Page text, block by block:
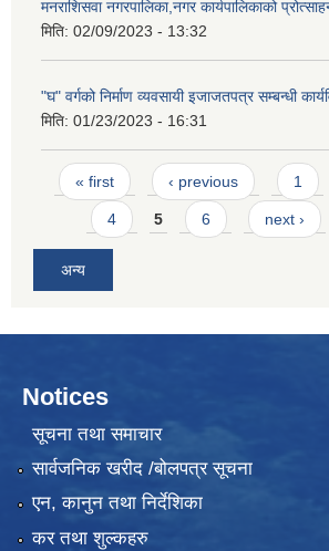
मनराशिसवा नगरपालिका,नगर कार्यपालिकाको
मिति: 02/09/2023 - 13:32
"घ" वर्गको निर्माण व्यवसायी इजाजतपत्र सम्बन्धी
मिति: 01/23/2023 - 16:31
Pages
« first ‹ previous 1
4 5 6 next ›
अन्य
Notices
सूचना तथा समाचार
सार्वजनिक खरीद /बोलपत्र सूचना
एन, कानुन तथा निर्देशिका
कर तथा शुल्कहरु